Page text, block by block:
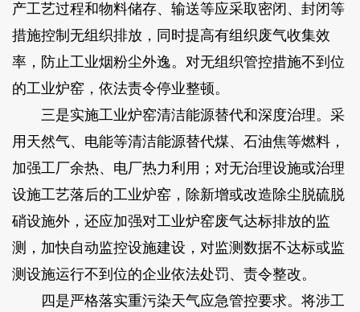
产工艺过程和物料储存、输送等应采取密闭、封闭等
措施控制无组织排放，同时提高有组织废气收集效
率，防止工业烟粉尘外逸。对无组织管控措施不到位
的工业炉窑，依法责令停业整顿。
三是实施工业炉窑清洁能源替代和深度治理。采
用天然气、电能等清洁能源替代煤、石油焦等燃料，
加强工厂余热、电厂热力利用；对无治理设施或治理
设施工艺落后的工业炉窑，除新增或改造除尘脱硫脱
硝设施外，还应加强对工业炉窑废气达标排放的监
测，加快自动监控设施建设，对监测数据不达标或监
测设施运行不到位的企业依法处罚、责令整改。
四是严格落实重污染天气应急管控要求。将涉工